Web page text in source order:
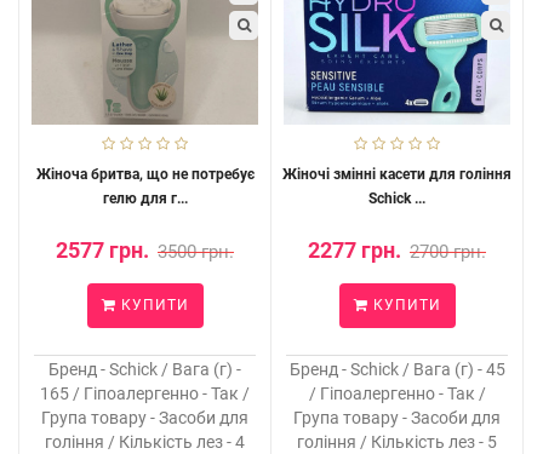
Жіноча бритва, що не потребує
гелю для г...
2577 грн. 3500 грн.
КУПИТИ
Бренд - Schick / Вага (г) -
165 / Гіпоалергенно - Так /
Група товару - Засоби для
гоління / Кількість лез - 4
Жіночі змінні касети для гоління
Schick ...
2277 грн. 2700 грн.
КУПИТИ
Бренд - Schick / Вага (г) - 45
/ Гіпоалергенно - Так /
Група товару - Засоби для
гоління / Кількість лез - 5